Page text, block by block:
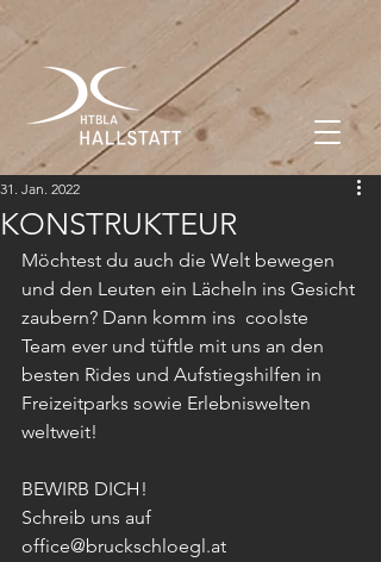
KONSTRUKTEUR
31. Jan. 2022
Möchtest du auch die Welt bewegen
und den Leuten ein Lächeln ins Gesicht
zaubern? Dann komm ins  coolste
Team ever und tüftle mit uns an den
besten Rides und Aufstiegshilfen in
Freizeitparks sowie Erlebniswelten
weltweit!
BEWIRB DICH!
Schreib uns auf
office@bruckschloegl.at